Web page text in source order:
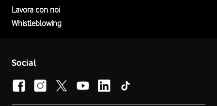
Lavora con noi
Whistleblowing
Social